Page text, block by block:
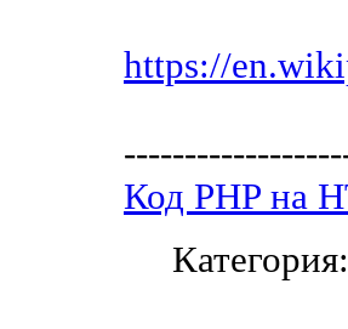
https://
Код PHP на